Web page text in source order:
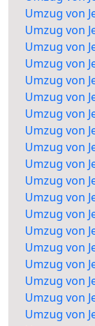
Umzug von
Umzug von
Umzug von
Umzug von
Umzug von
Umzug von
Umzug von
Umzug von
Umzug von
Umzug von
Umzug von
Umzug von
Umzug von
Umzug von
Umzug von
Umzug von
Umzug von
Umzug von
Umzug von